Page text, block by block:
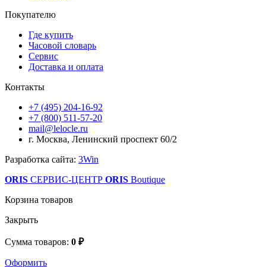
Покупателю
Где купить
Часовой словарь
Сервис
Доставка и оплата
Контакты
+7 (495) 204-16-92
+7 (800) 511-57-20
mail@lelocle.ru
г. Москва, Ленинский проспект 60/2
Разработка сайта: 3Win
ORIS СЕРВИС-ЦЕНТР ORIS Boutique
Корзина товаров
Закрыть
Сумма товаров: 0 ₽
Оформить